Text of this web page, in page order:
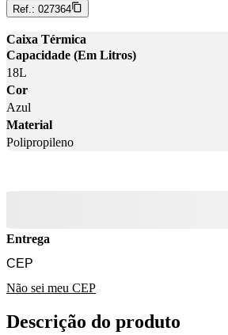
Ref.: 027364
Caixa Térmica
Capacidade (Em Litros)
18L
Cor
Azul
Material
Polipropileno
Entrega
Não sei meu CEP
Descrição do produto